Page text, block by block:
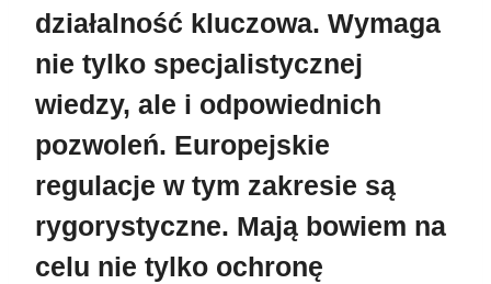
działalność kluczowa. Wymaga
nie tylko specjalistycznej
wiedzy, ale i odpowiednich
pozwoleń. Europejskie
regulacje w tym zakresie są
rygorystyczne. Mają bowiem na
celu nie tylko ochronę